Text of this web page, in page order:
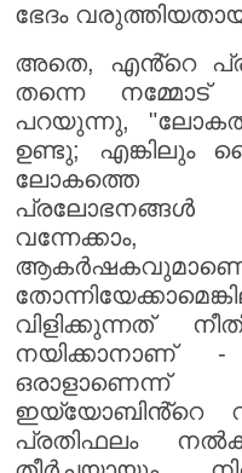
ഭേദം
അതെ, എൻ്റെ
തന്നെ നമ്മോട്
പറയുന്നു,
ഉണ്ടു; എങ്കിലും
ലോകത്തെ
പ്രലോഭനങ്ങൾ
വിളിക്കുന്നത്
നയിക്കാനാണ്
ഇയ്യോബിൻ്റെ
പ്രതിഫലം